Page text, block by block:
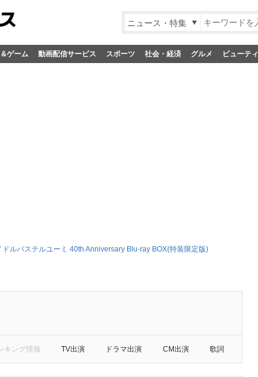
ニュース・特集
&ゲーム 動画配信サービス スポーツ 社会・経済 グルメ ビューティ
ドルパステルユーミ 40th Anniversary Blu-ray BOX(特装限定版)
キング情報 TV出演 ドラマ出演 CM出演 歌詞